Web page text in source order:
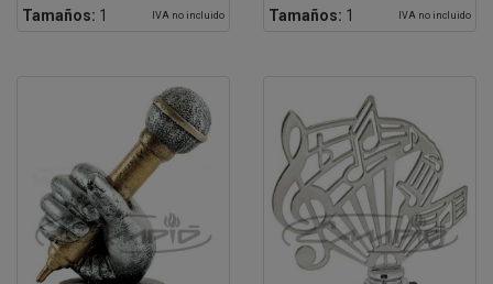
Tamaños: 1 IVA no incluido Tamaños: 1 IVA no incluido